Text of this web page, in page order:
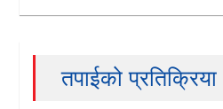
तपाईको प्रतिक्रिया